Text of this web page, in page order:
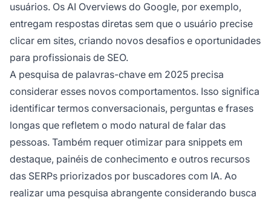
usuários. Os AI Overviews do Google, por exemplo,
entregam respostas diretas sem que o usuário precise
clicar em sites, criando novos desafios e oportunidades
para profissionais de SEO.
A pesquisa de palavras-chave em 2025 precisa
considerar esses novos comportamentos. Isso significa
identificar termos conversacionais, perguntas e frases
longas que refletem o modo natural de falar das
pessoas. Também requer otimizar para snippets em
destaque, painéis de conhecimento e outros recursos
das SERPs priorizados por buscadores com IA. Ao
realizar uma pesquisa abrangente considerando busca